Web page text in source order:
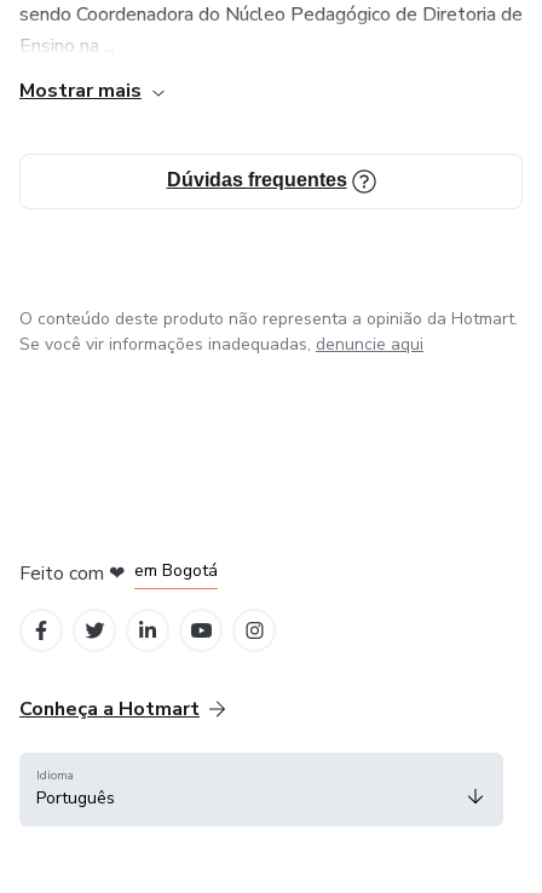
sendo Coordenadora do Núcleo Pedagógico de Diretoria de
Ensino na ...
Mostrar mais
Dúvidas frequentes
O conteúdo deste produto não representa a opinião da Hotmart.
Se você vir informações inadequadas, denuncie aqui
Feito com ❤ em Bogotá
Conheça a Hotmart
Idioma
Português